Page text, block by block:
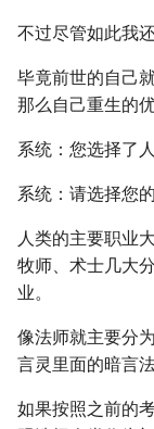
不过尽管如此我
毕竟前世的自己
那么自己重生的
系统：您选择了
系统：请选择您
人类的主要职业
牧师、术士几大
业。
像法师就主要分
言灵里面的暗言法
如果按照之前的